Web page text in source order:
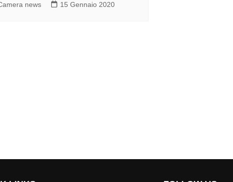
news 15 Gennaio 2020